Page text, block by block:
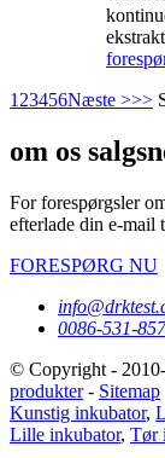
1 23456Næste >>>
om os
For forespørgsler
efterlade din e-mail
FORESPØRG NU
0086-531-
© Copyright -
produkter- Sitemap
Kunstig inkubator,
Lille inkubator, Tør